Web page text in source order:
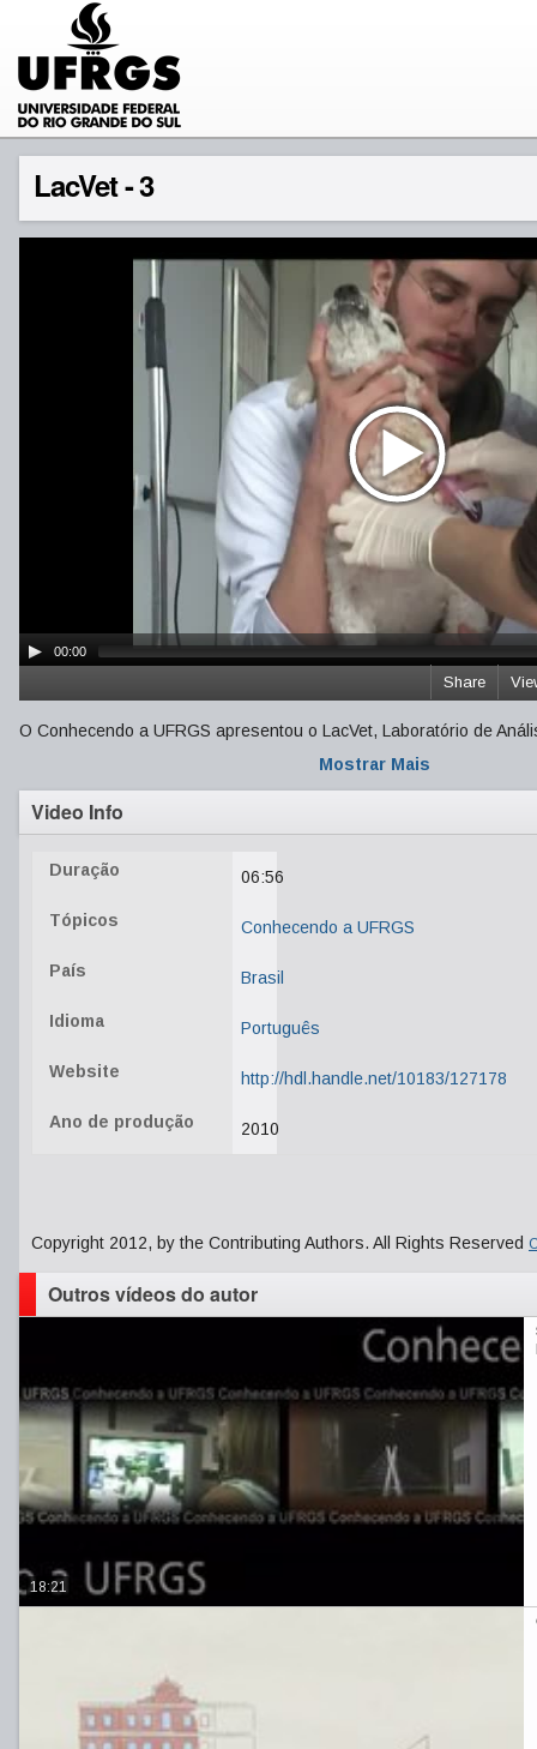
LacVet - 3
00:00
Share
O Conhecendo a UFRGS apresentou o LacVet, Laboratório de
Mostrar Mais
Video Info
Duração 06:56
Tópicos Conhecendo a UFRGS
País Brasil
Idioma Português
Website http://hdl.handle.net/10183/127178
Ano de produção 2010
Copyright 2012, by the Contributing Authors. All Rights Reserved
Outros vídeos do autor
18:21